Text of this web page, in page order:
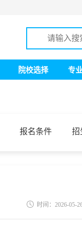
院校选择 专
报名条件 招
时间：2026-05-